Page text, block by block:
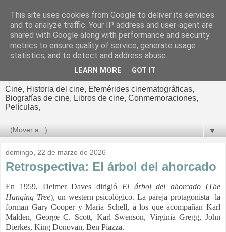
El cultural
cinematográfico de Jorge
Cine, Historia del cine, Efemérides cinematográficas,
Biografías de cine, Libros de cine, Conmemoraciones,
Películas,
▼
domingo, 22 de marzo de 2026
Retrospectiva: El árbol del ahorcado
En 1959, Delmer Daves dirigió El árbol del ahorcado (The
Hanging Tree), un western psicológico. La pareja protagonista la
forman Gary Cooper y Maria Schell, a los que acompañan Karl
Malden, George C. Scott, Karl Swenson, Virginia Gregg, John
Dierkes, King Donovan, Ben Piazza.
This site uses cookies from Google to deliver its services
and to analyze traffic. Your IP address and user-agent are
shared with Google along with performance and security
metrics to ensure quality of service, generate usage
statistics, and to detect and address abuse.
LEARN MORE GOT IT